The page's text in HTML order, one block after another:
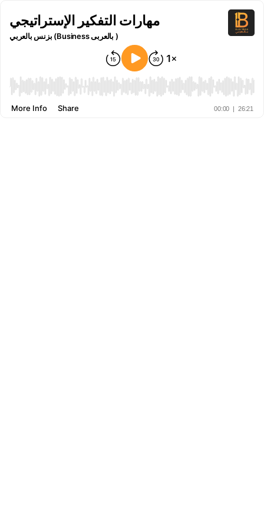
مهارات التفكير الإستراتيجي
بزنس بالعربي (Business بالعربى )
00:00 | 26:21
More Info Share